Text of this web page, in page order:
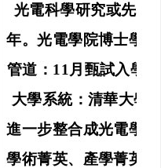
光電科學研究或先進
年。光電學院博士學
管道： 11 月甄試入學、
大學系統：清華大學
進一步整合成光電學
學術菁英、產學菁英